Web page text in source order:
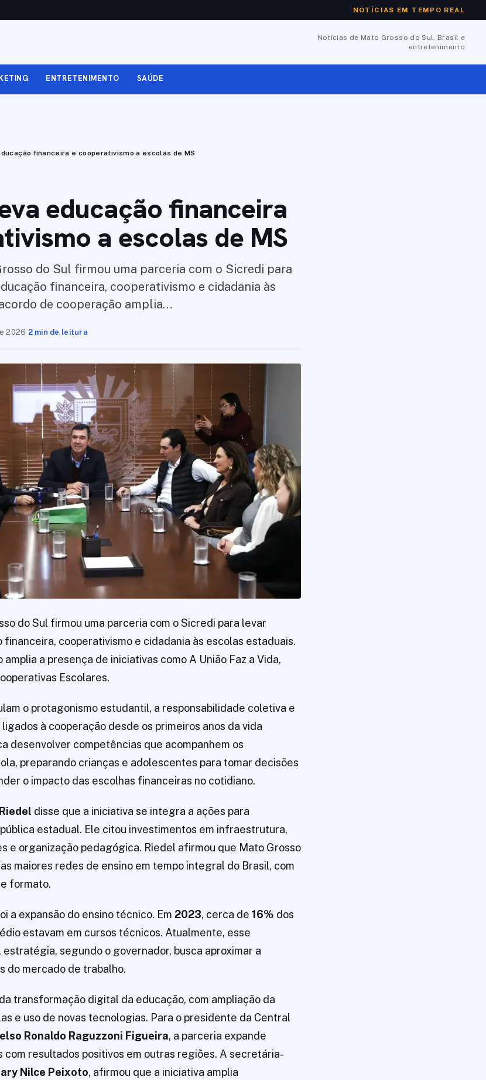
NOTÍCIAS EM TEMPO REAL
Notícias de Mato Grosso do Sul, Brasil e
entretenimento
ENTRETENIMENTO SAÚDE
financeira e cooperativismo a escolas de MS
educação financeira
a escolas de MS
do Sul firmou uma parceria com o Sicredi para
financeira, cooperativismo e cidadania às
de cooperação amplia…
2026· 2 min de leitura
do Sul firmou uma parceria com o Sicredi para levar
cooperativismo e cidadania às escolas estaduais.
a presença de iniciativas como A União Faz a Vida,
Escolares.
o protagonismo estudantil, a responsabilidade coletiva e
à cooperação desde os primeiros anos da vida
desenvolver competências que acompanhem os
preparando crianças e adolescentes para tomar decisões
o impacto das escolhas financeiras no cotidiano.
disse que a iniciativa se integra a ações para
estadual. Ele citou investimentos em infraestrutura,
e organização pedagógica. Riedel afirmou que Mato Grosso
maiores redes de ensino em tempo integral do Brasil, com
formato.
a expansão do ensino técnico. Em 2023, cerca de 16% dos
estavam em cursos técnicos. Atualmente, esse
estratégia, segundo o governador, busca aproximar a
do mercado de trabalho.
transformação digital da educação, com ampliação da
e uso de novas tecnologias. Para o presidente da Central
Ronaldo Raguzzoni Figueira, a parceria expande
com resultados positivos em outras regiões. A secretária-
Nilce Peixoto, afirmou que a iniciativa amplia